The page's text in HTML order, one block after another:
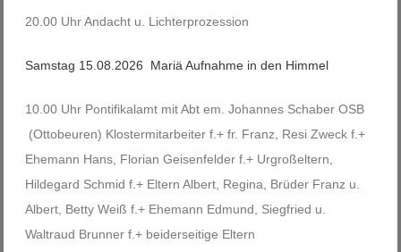
20.00 Uhr Andacht u. Lichterprozession
Samstag 15.08.2026 Mariä Aufnahme in den Himmel
10.00 Uhr Pontifikalamt mit Abt em. Johannes Schaber OSB
(Ottobeuren) Klostermitarbeiter f.+ fr. Franz, Resi Zweck f.+
Ehemann Hans, Florian Geisenfelder f.+ Urgroßeltern,
Hildegard Schmid f.+ Eltern Albert, Regina, Brüder Franz u.
Albert, Betty Weiß f.+ Ehemann Edmund, Siegfried u.
Waltraud Brunner f.+ beiderseitige Eltern